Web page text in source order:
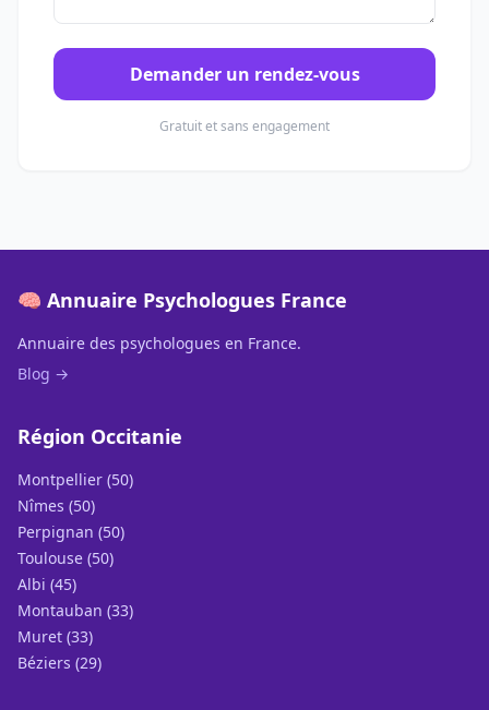
Demander un rendez-vous
Gratuit et sans engagement
🧠 Annuaire Psychologues France
Annuaire des psychologues en France.
Blog →
Région Occitanie
Montpellier (50)
Nîmes (50)
Perpignan (50)
Toulouse (50)
Albi (45)
Montauban (33)
Muret (33)
Béziers (29)